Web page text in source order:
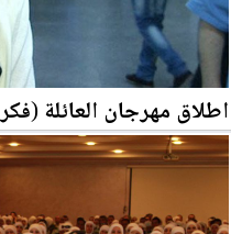
اطلاق مهرجان العائلة